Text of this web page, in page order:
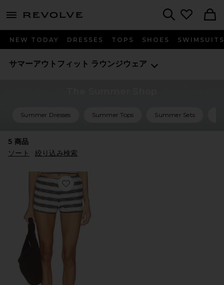
menu - shows more content
NEW TODAY DRESSES TOPS SHOES SWIMSUITS
サマーアウトフィット ラウンジウェア
Summer Dresses Summer Tops Summer Sets
5 商品
ソート
絞り込み検索
Favorite SHORT ショートパンツ